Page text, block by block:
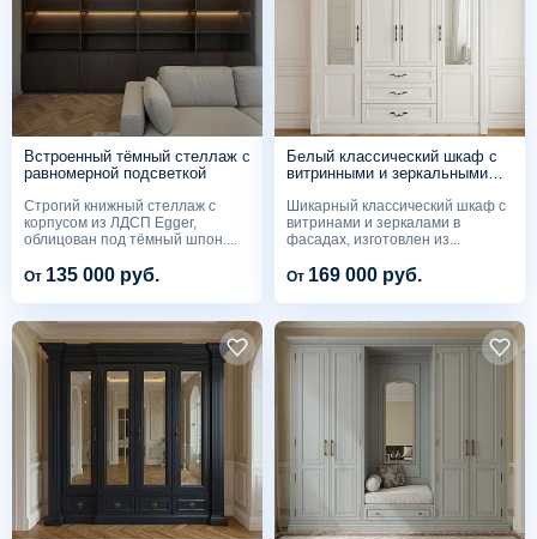
Портфолио
Контакты
Встроенный тёмный стеллаж с
равномерной подсветкой
Строгий книжный стеллаж с
корпусом из ЛДСП Egger,
облицован под тёмный шпон....
От 135 000 руб.
Белый классический шкаф с
витринными и зеркальными
Шикарный классический шкаф с
витринами и зеркалами в
фасадах, изготовлен из...
От 169 000 руб.